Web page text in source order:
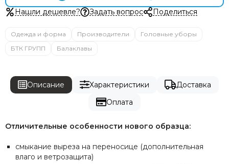
Vector Optics
UGreen
EBERLESTOCK
LIRA
Газпром космические системы
Tattu
Нашли дешевле? Задать вопрос Поделиться
Одежда и форма Производители
Головные уборы
БТК ГРУПП
Балаклавы
Описание Характеристики
Доставка
Оплата
Отличительные особенности нового образца:
смыкание выреза на переносице (дополнительная
влаго и ветрозащита)